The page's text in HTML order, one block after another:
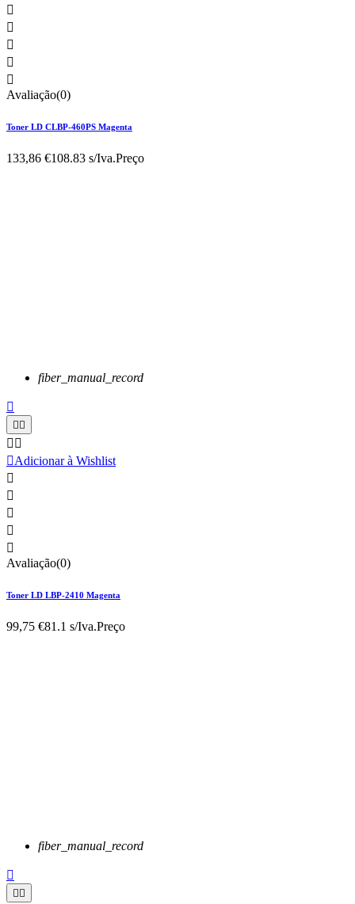





Avaliação(0)
Toner LD CLBP-460PS Magenta
133,86 €108.83 s/Iva.Preço
fiber_manual_record

 
 
Adicionar à Wishlist





Avaliação(0)
Toner LD LBP-2410 Magenta
99,75 €81.1 s/Iva.Preço
fiber_manual_record

 